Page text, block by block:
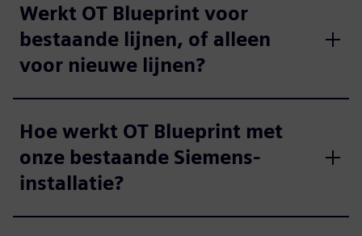
Werkt OT Blueprint voor
bestaande lijnen, of alleen
voor nieuwe lijnen?
Hoe werkt OT Blueprint met
onze bestaande Siemens-
installatie?